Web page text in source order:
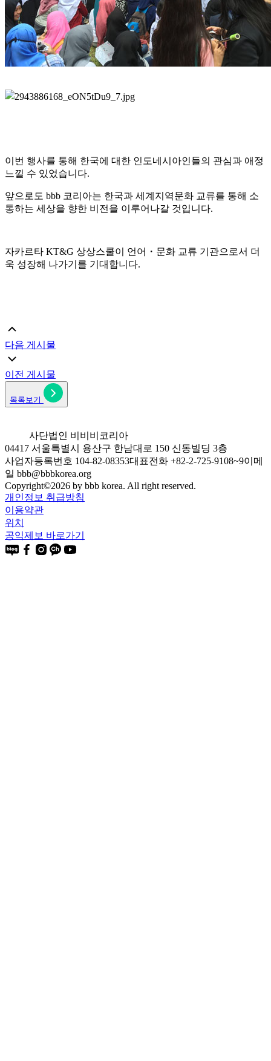
이번 행사를 통해 한국에 대한 인도네시아인들의 관심과 애정
느낄 수 있었습니다.
앞으로도 bbb 코리아는 한국과 세계지역문화 교류를 통해 소
통하는 세상을 향한 비전을 이루어나갈 것입니다.
자카르타 KT&G 상상스쿨이 언어・문화 교류 기관으로서 더
욱 성장해 나가기를 기대합니다.
다음 게시물
이전 게시물
목록보기
사단법인 비비비코리아
04417 서울특별시 용산구 한남대로 150 신동빌딩 3층
사업자등록번호 104-82-08353대표전화 +82-2-725-9108~9이메
일 bbb@bbbkorea.org
Copyright©2026 by bbb korea. All right reserved.
개인정보 취급방침
이용약관
위치
공익제보 바로가기